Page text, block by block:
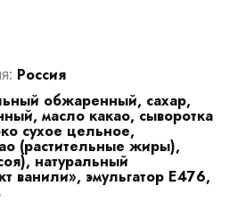
Россия
обжаренный, сахар,
масло какао, сыворотка
сухое цельное,
(растительные жиры),
натуральный
ванили», эмульгатор Е476,